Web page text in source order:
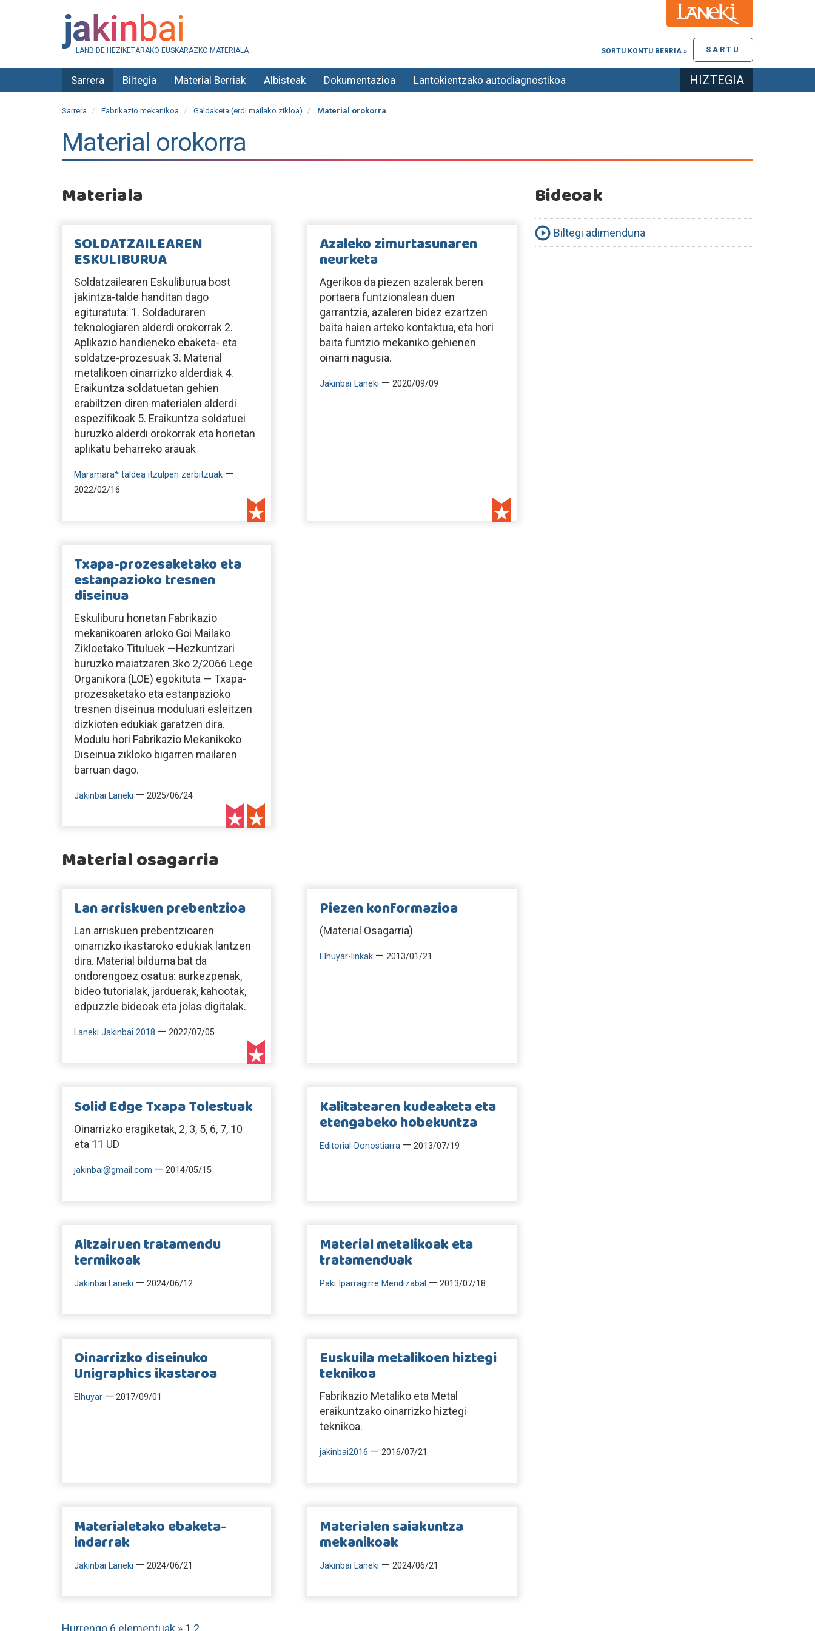
LANBIDE HEZIKETARAKO EUSKARAZKO MATERIALA SARTU
SORTU KONTU BERRIA »
Sarrera Biltegia Material Berriak Albisteak Dokumentazioa Lantokientzako autodiagnostikoa HIZTEGIA
Sarrera Fabrikazio mekanikoa Galdaketa (erdi mailako zikloa) Material orokorra
Material orokorra
Materiala
SOLDATZAILEAREN
ESKULIBURUA
Soldatzailearen Eskuliburua bost
jakintza-talde handitan dago
egituratuta: 1. Soldaduraren
teknologiaren alderdi orokorrak 2.
Aplikazio handieneko ebaketa- eta
soldatze-prozesuak 3. Material
metalikoen oinarrizko alderdiak 4.
Eraikuntza soldatuetan gehien
erabiltzen diren materialen alderdi
espezifikoak 5. Eraikuntza soldatuei
buruzko alderdi orokorrak eta horietan
aplikatu beharreko arauak
Maramara* taldea itzulpen zerbitzuak —
2022/02/16
Azaleko zimurtasunaren
neurketa
Agerikoa da piezen azalerak beren
portaera funtzionalean duen
garrantzia, azaleren bidez ezartzen
baita haien arteko kontaktua, eta hori
baita funtzio mekaniko gehienen
oinarri nagusia.
Jakinbai Laneki — 2020/09/09
Txapa-prozesaketako eta
estanpazioko tresnen
diseinua
Eskuliburu honetan Fabrikazio
mekanikoaren arloko Goi Mailako
Zikloetako Tituluek —Hezkuntzari
buruzko maiatzaren 3ko 2/2066 Lege
Organikora (LOE) egokituta — Txapa-
prozesaketako eta estanpazioko
tresnen diseinua moduluari esleitzen
dizkioten edukiak garatzen dira.
Modulu hori Fabrikazio Mekanikoko
Diseinua zikloko bigarren mailaren
barruan dago.
Jakinbai Laneki — 2025/06/24
Material osagarria
Lan arriskuen prebentzioa
Lan arriskuen prebentzioaren
oinarrizko ikastaroko edukiak lantzen
dira. Material bilduma bat da
ondorengoez osatua: aurkezpenak,
bideo tutorialak, jarduerak, kahootak,
edpuzzle bideoak eta jolas digitalak.
Laneki Jakinbai 2018 — 2022/07/05
Piezen konformazioa
(Material Osagarria)
Elhuyar-linkak — 2013/01/21
Solid Edge Txapa Tolestuak
Oinarrizko eragiketak, 2, 3, 5, 6, 7, 10
eta 11 UD
jakinbai@gmail.com — 2014/05/15
Kalitatearen kudeaketa eta
etengabeko hobekuntza
Editorial-Donostiarra — 2013/07/19
Altzairuen tratamendu
termikoak
Jakinbai Laneki — 2024/06/12
Material metalikoak eta
tratamenduak
Paki Iparragirre Mendizabal — 2013/07/18
Oinarrizko diseinuko
Unigraphics ikastaroa
Elhuyar — 2017/09/01
Euskuila metalikoen hiztegi
teknikoa
Fabrikazio Metaliko eta Metal
eraikuntzako oinarrizko hiztegi
teknikoa.
jakinbai2016 — 2016/07/21
Materialetako ebaketa-
indarrak
Jakinbai Laneki — 2024/06/21
Materialen saiakuntza
mekanikoak
Jakinbai Laneki — 2024/06/21
Bideoak
Biltegi adimenduna